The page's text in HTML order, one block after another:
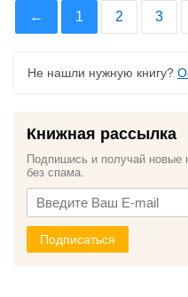
← 1 2 3
Не нашли нужную книгу?
Книжная рассылка
Подпишись и получай новые
без спама.
Подписаться